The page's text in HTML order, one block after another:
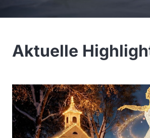
Aktuelle